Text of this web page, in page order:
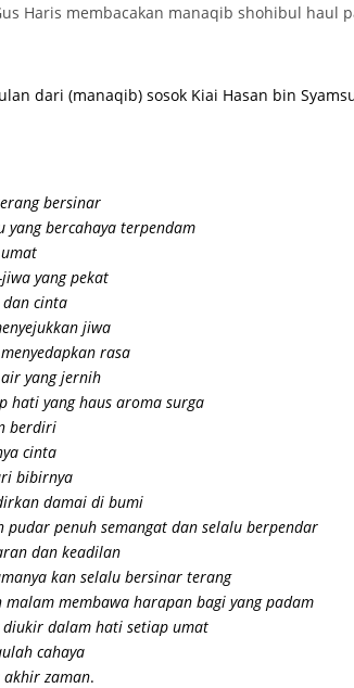
Haris membacakan manaqib shohibul haul
dari (manaqib) sosok Kiai Hasan bin
bersinar
yang bercahaya terpendam
yang pekat
cinta
jiwa
rasa
yang jernih
hati yang haus aroma surga
berdiri
cinta
bibirnya
damai di bumi
penuh semangat dan selalu berpendar
dan keadilan
kan selalu bersinar terang
malam membawa harapan bagi yang padam
diukir dalam hati setiap umat
cahaya
akhir zaman.